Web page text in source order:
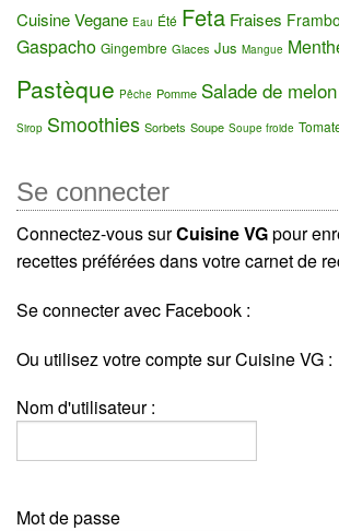
Cuisine Vegane Eau Été Feta Fraises
Gaspacho Gingembre Glaces Jus Mangue
Pastèque Pêche Pomme Salade de melon
Sirop Smoothies Sorbets Soupe Soupe froide
Se connecter
Connectez-vous surCuisine VGpour
recettes préférées dans votre carnet de
Se connecter avec Facebook :
Ou utilisez votre compte sur Cuisine VG :
Nom d'utilisateur :
Mot de passe